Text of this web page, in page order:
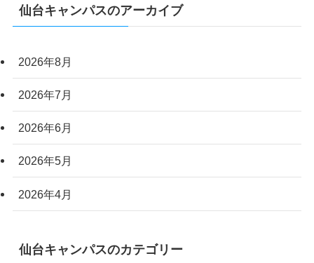
仙台キャンパスのアーカイブ
2026年8月
2026年7月
2026年6月
2026年5月
2026年4月
仙台キャンパスのカテゴリー